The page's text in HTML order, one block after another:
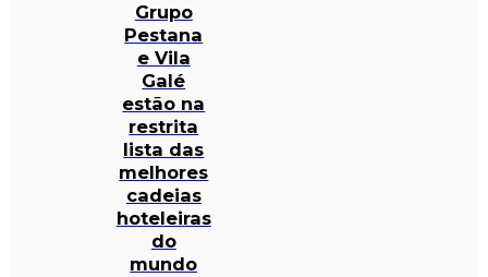
Grupo
Pestana
e Vila
Galé
estão na
restrita
lista das
melhores
cadeias
hoteleiras
do
mundo